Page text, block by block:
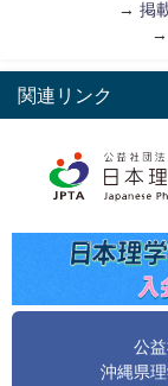
→ 掲
→
関連リンク
公
沖縄県